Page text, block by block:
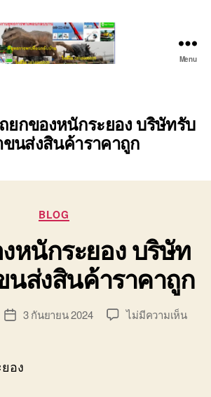
เครื่องจักร
ระยอง
ชลบุรี
เซียน
จำกัด)
บริการ
รถยก
รถ
รับจ้าง
ใน
บ่อ
Menu
ยกของหนักระยอง บริษัทรับ
ขนส่งสินค้าราคาถูก
Categories
BLOG
หนักระยอง บริษัท
นส่งสินค้าราคาถูก
Post3 กันยายน 2024 ไม่มีความเห็นบน
อง